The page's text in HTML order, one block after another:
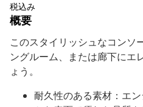
税込み
概要
このスタイリッシュなコンソ
ングルーム、または廊下にエ
ょう。
耐久性のある素材：エ